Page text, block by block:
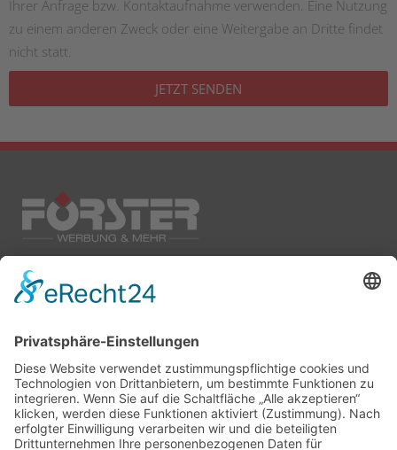
Ihrer Anfrage bzw. Kontaktaufnahme verwenden. Eine Nutzung
zu einem anderen Zweck oder eine Weitergabe an Dritte findet
nicht statt.
JETZT SENDEN
KONTAKT
Neuteichnitzer Str. 59
02625 Bautzen
» E-Mail schreiben
Rollende Werbung
Textilveredelung
Drucksachen